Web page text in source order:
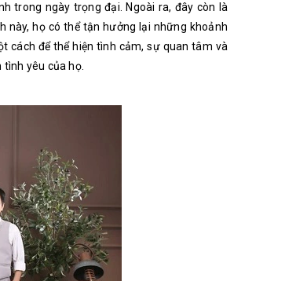
trong ngày trọng đại. Ngoài ra, đây còn là
này, họ có thể tận hưởng lại những khoảnh
cách để thể hiện tình cảm, sự quan tâm và
yêu của họ.